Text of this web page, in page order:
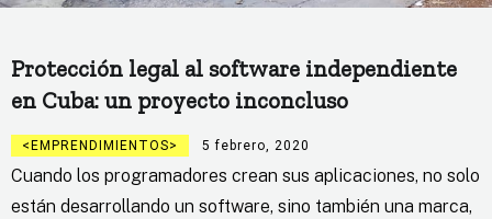
Protección legal al software independiente
en Cuba: un proyecto inconcluso
EMPRENDIMIENTOS 5 febrero, 2020
Cuando los programadores crean sus aplicaciones, no solo
están desarrollando un software, sino también una marca,